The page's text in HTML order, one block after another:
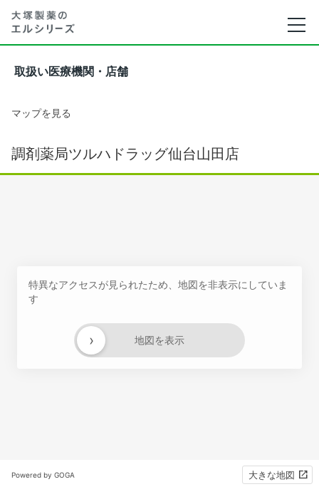
取扱い医療機関・店舗
マップを見る
調剤薬局ツルハドラッグ仙台山田店
特異なアクセスが見られたため、地図を非表示にしていま
す
地図を表示
›
Powered by GOGA 大きな地図